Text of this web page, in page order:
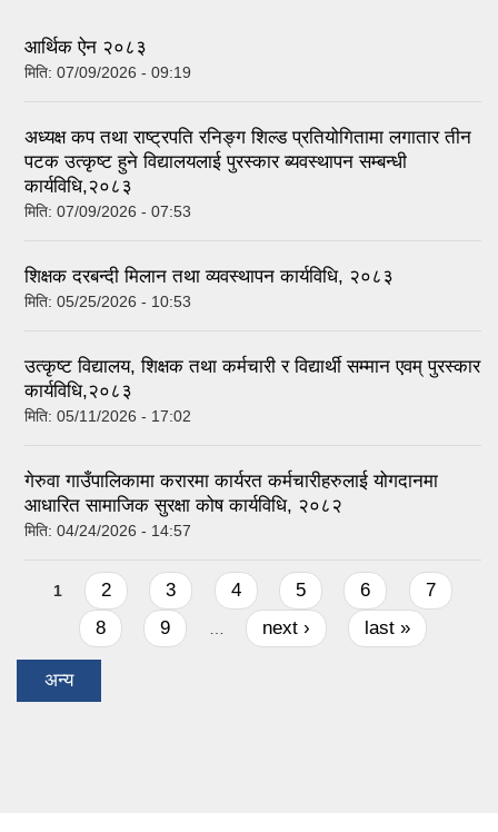
आर्थिक ऐन २०८३
मिति: 07/09/2026 - 09:19
अध्यक्ष कप तथा राष्ट्रपति रनिङ्ग शिल्ड प्रतियोगितामा लगातार तीन
पटक उत्कृष्ट हुने विद्यालयलाई पुरस्कार ब्यवस्थापन सम्बन्धी
कार्यविधि,२०८३
मिति: 07/09/2026 - 07:53
शिक्षक दरबन्दी मिलान तथा व्यवस्थापन कार्यविधि, २०८३
मिति: 05/25/2026 - 10:53
उत्कृष्ट विद्यालय, शिक्षक तथा कर्मचारी र विद्यार्थी सम्मान एवम् पुरस्कार
कार्यविधि,२०८३
मिति: 05/11/2026 - 17:02
गेरुवा गाउँपालिकामा करारमा कार्यरत कर्मचारीहरुलाई योगदानमा
आधारित सामाजिक सुरक्षा कोष कार्यविधि, २०८२
मिति: 04/24/2026 - 14:57
Pages
1 2 3 4 5 6
7
8
9 next › last »
अन्य